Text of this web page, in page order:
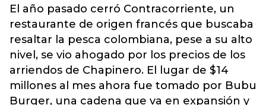
El año pasado cerró Contracorriente, un
restaurante de origen francés que buscaba
resaltar la pesca colombiana, pese a su alto
nivel, se vio ahogado por los precios de los
arriendos de Chapinero. El lugar de $14
millones al mes ahora fue tomado por Bubu
Burger, una cadena que va en expansión y